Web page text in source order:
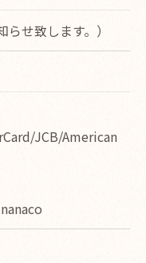
せ致します。）
JCB/American